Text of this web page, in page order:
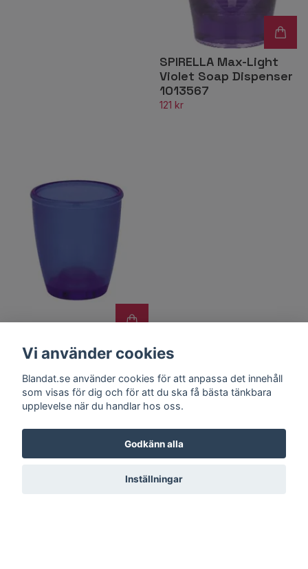
SPIRELLA Max-Light
Violet Soap Dispenser
1013567
121 kr
SPIRELLA Toronto
Toothmug Navy
1006774
126 kr
Vi använder cookies
Blandat.se använder cookies för att anpassa det innehåll
som visas för dig och för att du ska få bästa tänkbara
upplevelse när du handlar hos oss.
Godkänn alla
Inställningar